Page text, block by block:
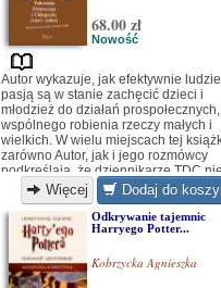
68.00 zł
Nowość
Autor wykazuje, jak efektywnie
pasją są w stanie zachęcić dzieci i
młodzież do działań
wspólnego robienia rzeczy małych i
wielkich. W wielu miejscach tej
zarówno Autor, jak i jego rozmówcy
podkreślają, że dziennikarze TDC nie
mówili do dzieci, lecz rozmawiali z
dziećmi... [...]
Więcej Dodaj do
Odkrywanie tajemnic
Harryego Potter...
Kobrzycka Agnieszka